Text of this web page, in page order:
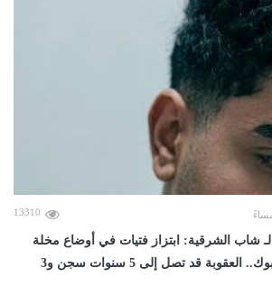
13310
شاب الشرقية: ابتزاز فتيات في أوضاع مخلة
قد تصل إلى 5 سنوات سجن و3